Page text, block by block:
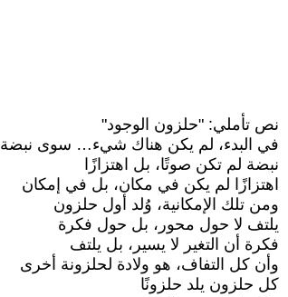
نص تأملي: "حلزون الوجود"
في البدء، لم يكن هناك شيء… سوى نبضة
نبضة لم تكن صوتًا، بل اهتزازًا
اهتزازًا لم يكن في مكان، بل في إمكان
ومن تلك الإمكانية، وُلد أول حلزون
يلتف لا حول محور، بل حول فكرة
فكرة أن التغير لا يسير، بل يلتف
وأن كل التفاف، هو ولادة لحلزونة أخرى
كل حلزون يلد حلزونًا